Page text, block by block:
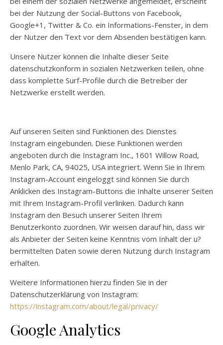
bei der Nutzung der Social-Buttons von Facebook,
Google+1, Twitter & Co. ein Informations-Fenster, in dem
der Nutzer den Text vor dem Absenden bestätigen kann.
Unsere Nutzer können die Inhalte dieser Seite
datenschutzkonform in sozialen Netzwerken teilen, ohne
dass komplette Surf-Profile durch die Betreiber der
Netzwerke erstellt werden.​
Auf unseren Seiten sind Funktionen des Dienstes
Instagram eingebunden. Diese Funktionen werden
angeboten durch die Instagram Inc., 1601 Willow Road,
Menlo Park, CA, 94025, USA integriert. Wenn Sie in Ihrem
Instagram-Account eingeloggt sind können Sie durch
Anklicken des Instagram-Buttons die Inhalte unserer Seiten
mit Ihrem Instagram-Profil verlinken. Dadurch kann
Instagram den Besuch unserer Seiten Ihrem
Benutzerkonto zuordnen. Wir weisen darauf hin, dass wir
als Anbieter der Seiten keine Kenntnis vom Inhalt der u?
bermittelten Daten sowie deren Nutzung durch Instagram
erhalten.
Weitere Informationen hierzu finden Sie in der
Datenschutzerklärung von Instagram:
https://instagram.com/about/legal/privacy/
Google Analytics